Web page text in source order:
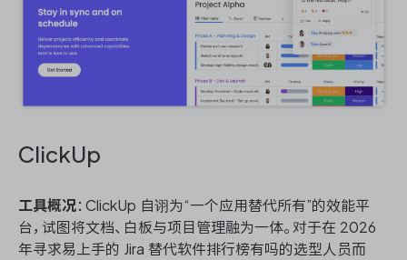
ClickUp
工具概况：ClickUp 自诩为“一个应用替代所有”的效能平
台，试图将文档、白板与项目管理融为一体。对于在 2026
年寻求易上手的 Jira 替代软件排行榜有吗的选型人员而